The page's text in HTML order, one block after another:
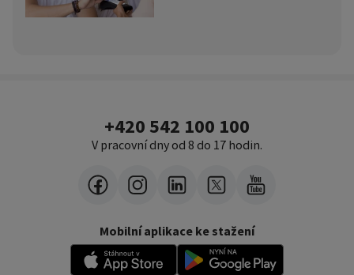
+420 542 100 100
V pracovní dny od 8 do 17 hodin.
Mobilní aplikace ke stažení